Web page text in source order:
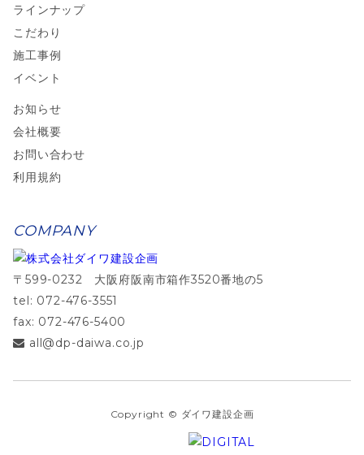
ラインナップ
こだわり
施工事例
イベント
お知らせ
会社概要
お問い合わせ
利用規約
COMPANY
〒599-0232 大阪府阪南市箱作3520番地の5
tel: 072-476-3551
fax: 072-476-5400
all@dp-daiwa.co.jp
Copyright © ダイワ建設企画